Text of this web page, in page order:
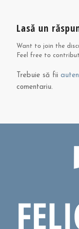
Lasă un
Want to join the
Feel free to
Trebuie să fii
comentariu.